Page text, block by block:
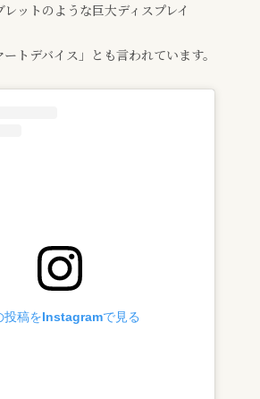
ットのような巨大ディスプレイ
トデバイス」とも言われています。
投稿をInstagramで見る